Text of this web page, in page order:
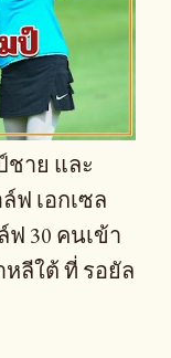
าย และ
ฟ เอกเซล
ฟ 30 คนเข้า
ลีใต้ ที่ รอยัล